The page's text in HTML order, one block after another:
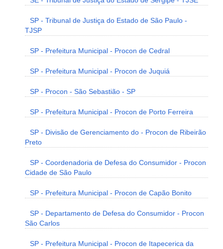
SP - Tribunal de Justiça do Estado de São Paulo -
TJSP
SP - Prefeitura Municipal - Procon de Cedral
SP - Prefeitura Municipal - Procon de Juquiá
SP - Procon - São Sebastião - SP
SP - Prefeitura Municipal - Procon de Porto Ferreira
SP - Divisão de Gerenciamento do - Procon de Ribeirão
Preto
SP - Coordenadoria de Defesa do Consumidor - Procon
Cidade de São Paulo
SP - Prefeitura Municipal - Procon de Capão Bonito
SP - Departamento de Defesa do Consumidor - Procon
São Carlos
SP - Prefeitura Municipal - Procon de Itapecerica da